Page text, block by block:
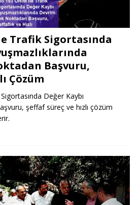
Trafik Sigortasında
Başvuru,
Çözüm
Değer Kaybı
şeffaf süreç ve hızlı çözüm